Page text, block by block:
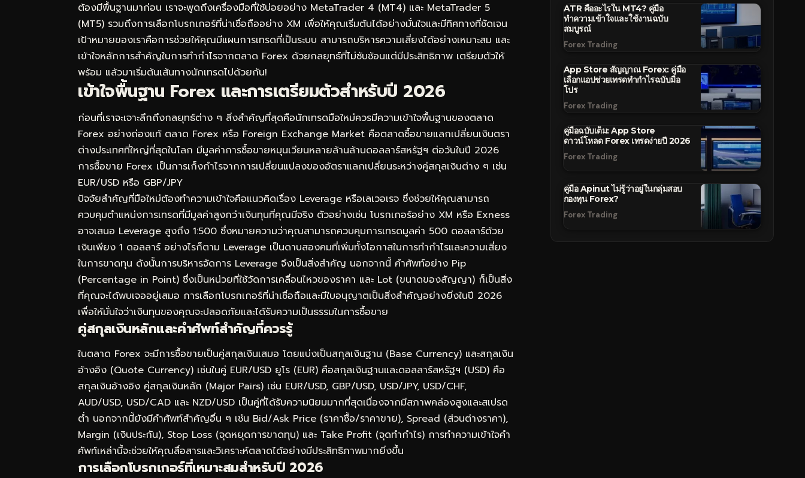
ต้องมีพื้นฐานมาก่อน เราจะพูดถึงเครื่องมือที่ใช้บ่อยอย่าง MetaTrader 4 (MT4) และ MetaTrader 5
(MT5) รวมถึงการเลือกโบรกเกอร์ที่น่าเชื่อถืออย่าง XM เพื่อให้คุณเริ่มต้นได้อย่างมั่นใจและมีทิศทางที่ชัดเจน
เป้าหมายของเราคือการช่วยให้คุณมีแผนการเทรดที่เป็นระบบ สามารถบริหารความเสี่ยงได้อย่างเหมาะสม และ
เข้าใจหลักการสำคัญในการทำกำไรจากตลาด Forex ด้วยกลยุทธ์ที่ไม่ซับซ้อนแต่มีประสิทธิภาพ เตรียมตัวให้
พร้อม แล้วมาเริ่มต้นเส้นทางนักเทรดไปด้วยกัน!
เข้าใจพื้นฐาน Forex และการเตรียมตัวสำหรับปี 2026
ก่อนที่เราจะเจาะลึกถึงกลยุทธ์ต่าง ๆ สิ่งสำคัญที่สุดคือนักเทรดมือใหม่ควรมีความเข้าใจพื้นฐานของตลาด
Forex อย่างถ่องแท้ ตลาด Forex หรือ Foreign Exchange Market คือตลาดซื้อขายแลกเปลี่ยนเงินตรา
ต่างประเทศที่ใหญ่ที่สุดในโลก มีมูลค่าการซื้อขายหมุนเวียนหลายล้านล้านดอลลาร์สหรัฐฯ ต่อวันในปี 2026
การซื้อขาย Forex เป็นการเก็งกำไรจากการเปลี่ยนแปลงของอัตราแลกเปลี่ยนระหว่างคู่สกุลเงินต่าง ๆ เช่น
EUR/USD หรือ GBP/JPY
ปัจจัยสำคัญที่มือใหม่ต้องทำความเข้าใจคือแนวคิดเรื่อง Leverage หรือเลเวอเรจ ซึ่งช่วยให้คุณสามารถ
ควบคุมตำแหน่งการเทรดที่มีมูลค่าสูงกว่าเงินทุนที่คุณมีจริง ตัวอย่างเช่น โบรกเกอร์อย่าง XM หรือ Exness
อาจเสนอ Leverage สูงถึง 1:500 ซึ่งหมายความว่าคุณสามารถควบคุมการเทรดมูลค่า 500 ดอลลาร์ด้วย
เงินเพียง 1 ดอลลาร์ อย่างไรก็ตาม Leverage เป็นดาบสองคมที่เพิ่มทั้งโอกาสในการทำกำไรและความเสี่ยง
ในการขาดทุน ดังนั้นการบริหารจัดการ Leverage จึงเป็นสิ่งสำคัญ นอกจากนี้ คำศัพท์อย่าง Pip
(Percentage in Point) ซึ่งเป็นหน่วยที่ใช้วัดการเคลื่อนไหวของราคา และ Lot (ขนาดของสัญญา) ก็เป็นสิ่ง
ที่คุณจะได้พบเจออยู่เสมอ การเลือกโบรกเกอร์ที่น่าเชื่อถือและมีใบอนุญาตเป็นสิ่งสำคัญอย่างยิ่งในปี 2026
เพื่อให้มั่นใจว่าเงินทุนของคุณจะปลอดภัยและได้รับความเป็นธรรมในการซื้อขาย
คู่สกุลเงินหลักและคำศัพท์สำคัญที่ควรรู้
ในตลาด Forex จะมีการซื้อขายเป็นคู่สกุลเงินเสมอ โดยแบ่งเป็นสกุลเงินฐาน (Base Currency) และสกุลเงิน
อ้างอิง (Quote Currency) เช่นในคู่ EUR/USD ยูโร (EUR) คือสกุลเงินฐานและดอลลาร์สหรัฐฯ (USD) คือ
สกุลเงินอ้างอิง คู่สกุลเงินหลัก (Major Pairs) เช่น EUR/USD, GBP/USD, USD/JPY, USD/CHF,
AUD/USD, USD/CAD และ NZD/USD เป็นคู่ที่ได้รับความนิยมมากที่สุดเนื่องจากมีสภาพคล่องสูงและสเปรด
ต่ำ นอกจากนี้ยังมีคำศัพท์สำคัญอื่น ๆ เช่น Bid/Ask Price (ราคาซื้อ/ราคาขาย), Spread (ส่วนต่างราคา),
Margin (เงินประกัน), Stop Loss (จุดหยุดการขาดทุน) และ Take Profit (จุดทำกำไร) การทำความเข้าใจคำ
ศัพท์เหล่านี้จะช่วยให้คุณสื่อสารและวิเคราะห์ตลาดได้อย่างมีประสิทธิภาพมากยิ่งขึ้น
การเลือกโบรกเกอร์ที่เหมาะสมสำหรับปี 2026
ATR คืออะไรใน MT4? คู่มือ
ทำความเข้าใจและใช้งานฉบับ
สมบูรณ์
Forex Trading
App Store สัญญาณ Forex: คู่มือ
เลือกแอปช่วยเทรดทำกำไรฉบับมือ
โปร
Forex Trading
คู่มือฉบับเต็ม: App Store
ดาวน์โหลด Forex เทรดง่ายปี 2026
Forex Trading
คู่มือ Apinut ไม่รู้ว่าอยู่ในกลุ่มสอบ
กองทุน Forex?
Forex Trading